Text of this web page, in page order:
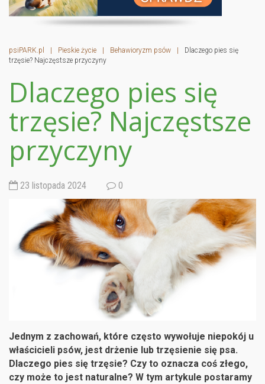
psiPARK.pl | Pieskie życie | Behawioryzm psów |
Dlaczego pies się
trzęsie? Najczęstsze przyczyny
Dlaczego pies się
trzęsie? Najczęstsze
przyczyny
23 listopada 2024 0
Jednym z zachowań, które często wywołuje niepokój u
właścicieli psów, jest drżenie lub trzęsienie się psa.
Dlaczego pies się trzęsie? Czy to oznacza coś złego,
czy może to jest naturalne? W tym artykule postaramy